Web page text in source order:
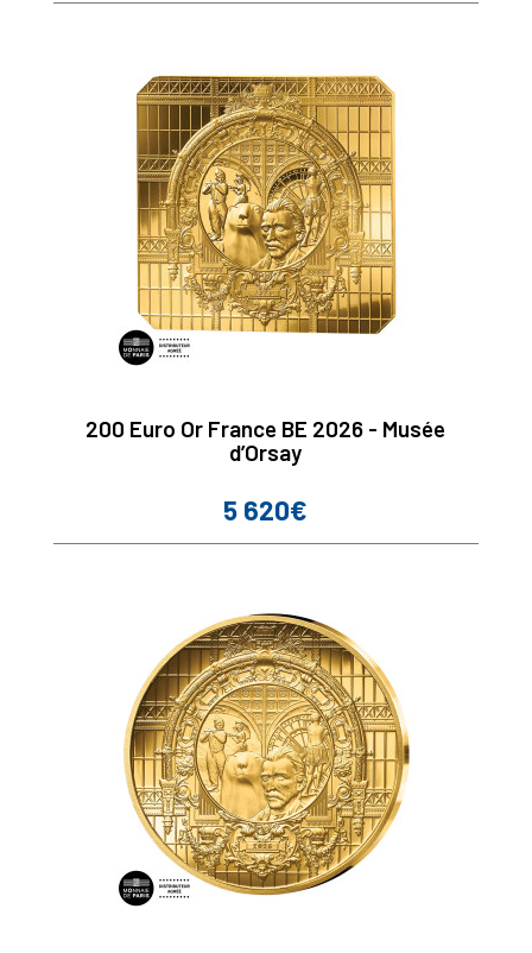
200 Euro Or France BE 2026 - Musée
d’Orsay
Prix
5 620€